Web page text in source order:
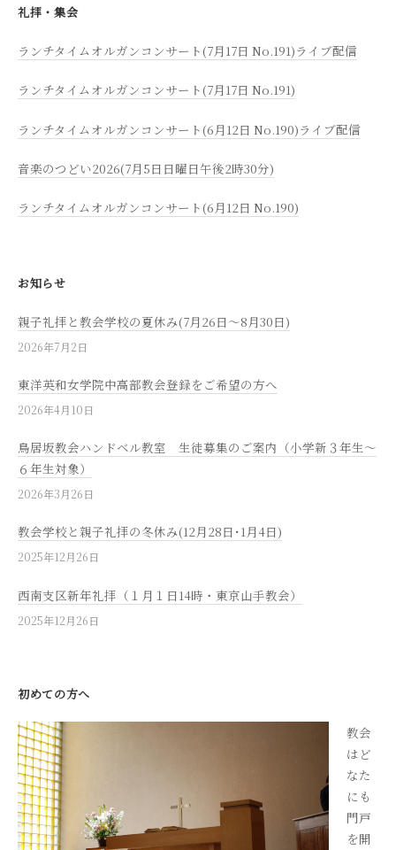
礼拝・集会
ランチタイムオルガンコンサート(7月17日 No.191)ライブ配信
ランチタイムオルガンコンサート(7月17日 No.191)
ランチタイムオルガンコンサート(6月12日 No.190)ライブ配信
音楽のつどい2026(7月5日日曜日午後2時30分)
ランチタイムオルガンコンサート(6月12日 No.190)
お知らせ
親子礼拝と教会学校の夏休み(7月26日～8月30日)
2026年7月2日
東洋英和女学院中高部教会登録をご希望の方へ
2026年4月10日
鳥居坂教会ハンドベル教室 生徒募集のご案内（小学新３年生～
６年生対象）
2026年3月26日
教会学校と親子礼拝の冬休み(12月28日･1月4日)
2025年12月26日
西南支区新年礼拝（１月１日14時・東京山手教会）
2025年12月26日
初めての方へ
教会
はど
なた
にも
門戸
を開